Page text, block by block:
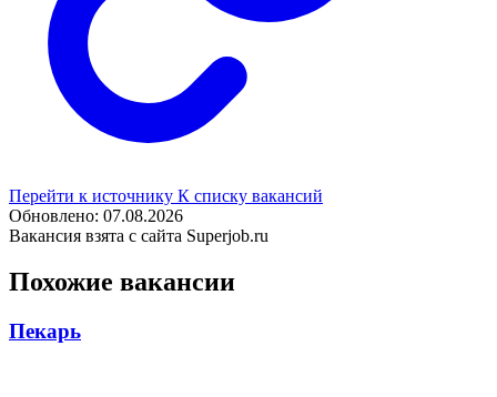
Перейти к источнику К списку вакансий
Обновлено: 07.08.2026
Вакансия взята с сайта Superjob.ru
Похожие вакансии
Пекарь